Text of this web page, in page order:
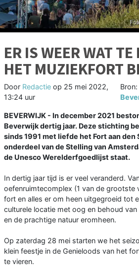
ER IS WEER WAT TE
HET MUZIEKFORT
Door Redactie op 25 mei 2022,
13:24 uur
Bron:
BEVERWIJK - In december 2021
Beverwijk dertig jaar. Deze stichting
sinds 1991 met liefde het Fort aan den
onderdeel van de Stelling van
de Unesco Werelderfgoedlijst staat.
In dertig jaar tijd is er veel veranderd.
oefenruimtecomplex (1 van de grootste
fort en alles er om heen uitgegroeid tot
culturele locatie met oog en behoud
en de prachtige natuur eromheen.
Op zaterdag 28 mei starten we het
klein feestje in de Genieloods van het
te vieren.